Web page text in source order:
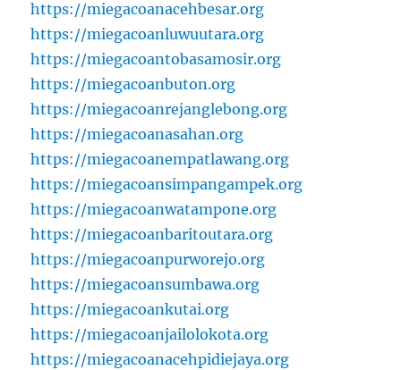
https://miegacoanacehbesar.org
https://miegacoanluwuutara.org
https://miegacoantobasamosir.org
https://miegacoanbuton.org
https://miegacoanrejanglebong.org
https://miegacoanasahan.org
https://miegacoanempatlawang.org
https://miegacoansimpangampek.org
https://miegacoanwatampone.org
https://miegacoanbaritoutara.org
https://miegacoanpurworejo.org
https://miegacoansumbawa.org
https://miegacoankutai.org
https://miegacoanjailolokota.org
https://miegacoanacehpidiejaya.org